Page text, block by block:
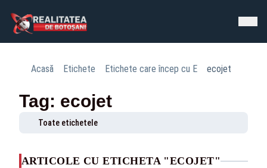
Acasă Etichete Etichete care încep cu E ecojet
Tag: ecojet
Toate etichetele
ARTICOLE CU ETICHETA "ECOJET"